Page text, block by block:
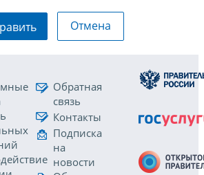
Отмена
Обратная
связь
Контакты
Подписка
на
новости